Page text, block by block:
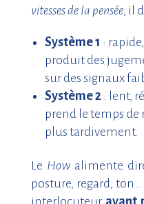
vitesses de la pensée, il
Système 1 :
produit des
sur des signaux
Système 2: lent,
prend le temps
plus tardivement.
Le Howalimente
posture, regard,
interlocuteur avant